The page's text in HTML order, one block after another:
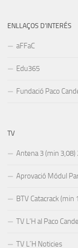
ENLLAÇOS D’INTERÉS
aFFaC
Edu365
Fundació Paco
TV
Antena 3 (min 3,08)
Aprovació Módul
BTV Catacrack (min
TV L’H al Paco
TV L´H Noticies